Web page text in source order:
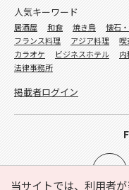
当サイトでは、利用者
人気キーワード
居酒屋 和食 焼き鳥 懐石
フランス料理
アジア料理 喫
カラオケ
ビジネスホテル 内
法律事務所
掲載者ログイン